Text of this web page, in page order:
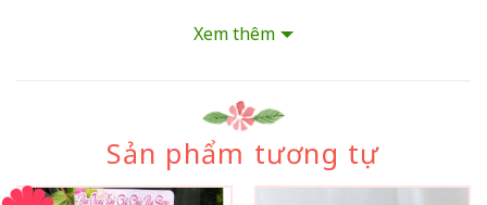
“Vòng Tay Ấm Áp” nổi bật với sắc vàng chủ đạo của hoa ly
trắng và lá xanh tạo nên tổng thể hài hòa, giúp
sinh nhật đẹp trở nên nổi bật nhưng vẫn giữ được nét
thanh lịch. Thiết kế dạng giỏ tròn đầy đặn tượng trưng cho
sự viên mãn, như một vòng tay ấm áp ôm trọn yêu thương
Xem thêm
Sản phẩm tương tự